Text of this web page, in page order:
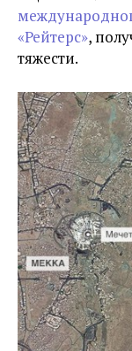
«Рейтерс»,
тяжести.